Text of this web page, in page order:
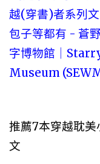
推薦7本穿越耽美
文